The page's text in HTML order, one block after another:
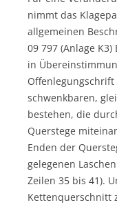
nimmt das
allgemeinen
09 797 (Anlage
in
Offenlegungschrift
schwenkbaren,
bestehen, die
Querstege
Enden der
gelegenen
Zeilen 35 bis 41).
Kettenquerschnitt